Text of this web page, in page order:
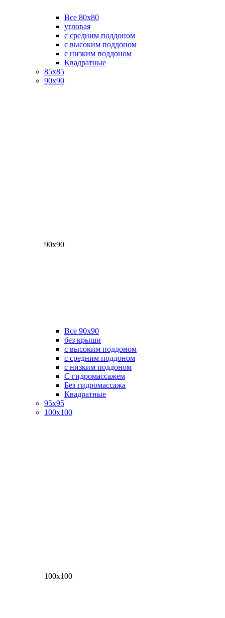
Все 80х80
угловая
с средним поддоном
с высоким поддоном
с низким поддоном
Квадратные
85х85
90х90
90х90
Все 90х90
без крыши
с высоким поддоном
с средним поддоном
с низким поддоном
С гидромассажем
Без гидромассажа
Квадратные
95х95
100х100
100х100